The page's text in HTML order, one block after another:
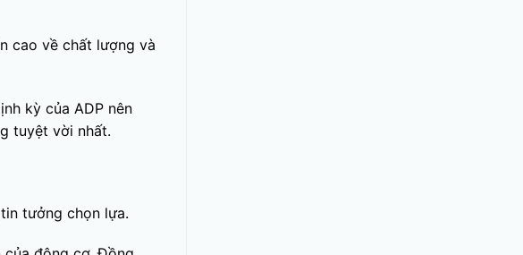
cao về chất lượng và
kỳ của ADP nên
tuyệt vời nhất.
tưởng chọn lựa.